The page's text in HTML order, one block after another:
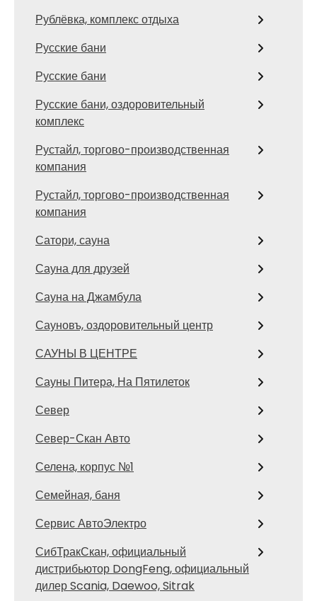
Рублёвка, комплекс отдыха
Русские бани
Русские бани
Русские бани, оздоровительный
комплекс
Рустайл, торгово-производственная
компания
Рустайл, торгово-производственная
компания
Сатори, сауна
Сауна для друзей
Сауна на Джамбула
Сауновъ, оздоровительный центр
САУНЫ В ЦЕНТРЕ
Сауны Питера, На Пятилеток
Север
Север-Скан Авто
Селена, корпус №1
Семейная, баня
Сервис АвтоЭлектро
СибТракСкан, официальный
дистрибьютор DongFeng, официальный
дилер Scania, Daewoo, Sitrak